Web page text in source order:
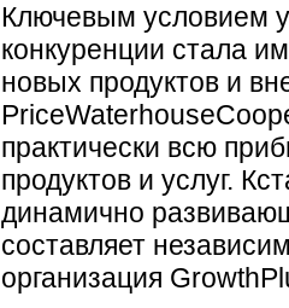
Ключевым условием
конкуренции стала
новых продуктов и
практически всю
продуктов и услуг.
динамично
составляет
организация